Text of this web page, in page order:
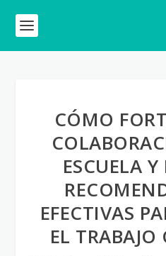
CÓMO
ESCUELA
EFECTIVAS
EL